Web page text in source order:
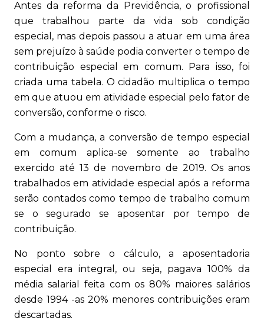
Antes da reforma da Previdência, o profissional
que trabalhou parte da vida sob condição
especial, mas depois passou a atuar em uma área
sem prejuízo à saúde podia converter o tempo de
contribuição especial em comum. Para isso, foi
criada uma tabela. O cidadão multiplica o tempo
em que atuou em atividade especial pelo fator de
conversão, conforme o risco.
Com a mudança, a conversão de tempo especial
em comum aplica-se somente ao trabalho
exercido até 13 de novembro de 2019. Os anos
trabalhados em atividade especial após a reforma
serão contados como tempo de trabalho comum
se o segurado se aposentar por tempo de
contribuição.
No ponto sobre o cálculo, a aposentadoria
especial era integral, ou seja, pagava 100% da
média salarial feita com os 80% maiores salários
desde 1994 -as 20% menores contribuições eram
descartadas.